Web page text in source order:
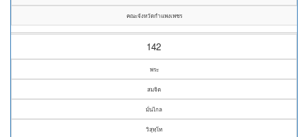
คณะจังหวัดกำแพงเพชร
142
พระ
สมจิต
มั่นไกล
วิสุทฺโท